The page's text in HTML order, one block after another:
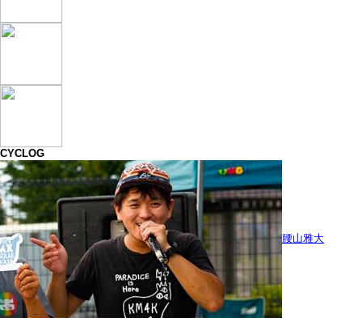
CYCLOG
腰山雅大